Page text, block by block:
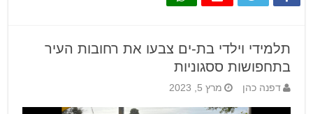
תלמידי וילדי בת-ים צבעו את רחובות העיר
בתחפושות ססגוניות
דפנה כהן מרץ 5, 2023